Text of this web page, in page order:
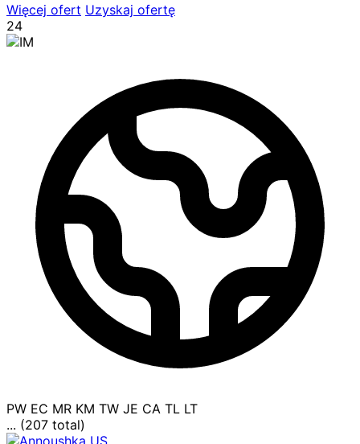
Więcej ofert Uzyskaj ofertę
24
PW EC MR KM TW JE CA TL LT
... (207 total)